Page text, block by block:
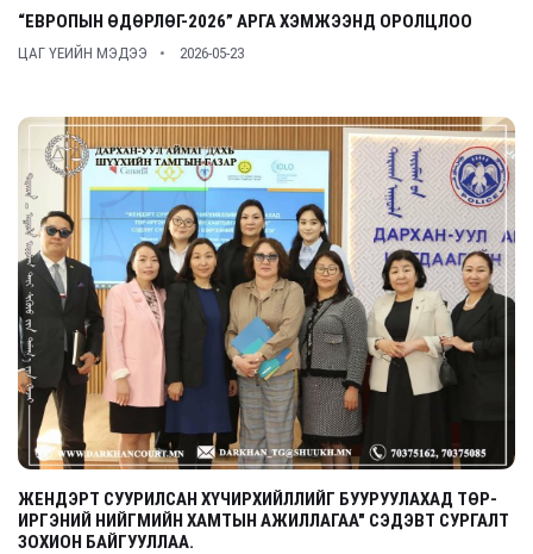
“ЕВРОПЫН ӨДӨРЛӨГ-2026” АРГА ХЭМЖЭЭНД ОРОЛЦЛОО
ЦАГ ҮЕИЙН МЭДЭЭ 2026-05-23
ЖЕНДЭРТ СУУРИЛСАН ХҮЧИРХИЙЛЛИЙГ БУУРУУЛАХАД ТӨР-
ИРГЭНИЙ НИЙГМИЙН ХАМТЫН АЖИЛЛАГАА" СЭДЭВТ СУРГАЛТ
ЗОХИОН БАЙГУУЛЛАА.